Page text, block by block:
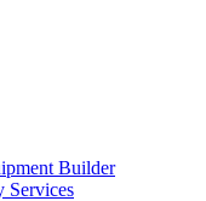
Builder
Services